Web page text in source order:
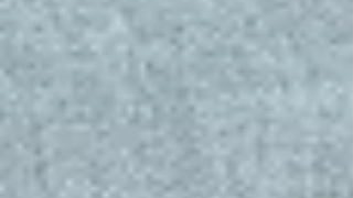
られ不安 から動かされています。 他人軸で動い
いるという事です。 自分の気持ちや考えもあまり
わからないまま 無意識に相手に合わせて嫌われな